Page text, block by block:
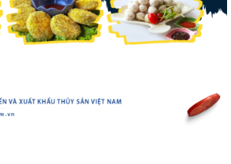
Trung Quốc tăng mạnh nhập khẩu mực,
trong khi nguồn cung...
Thông báo 407/TB-VPCP: Tập trung cao độ,
tạo chuyển biến...